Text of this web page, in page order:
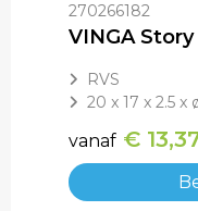
270266182
VINGA
RVS
20 x 17 x 2.5 x
vanaf €